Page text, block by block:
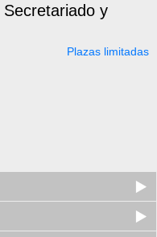
y
Plazas limitadas